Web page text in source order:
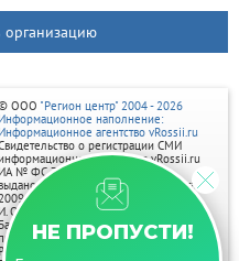
организацию
НЕ ПРОПУСТИ!
ООО "Регион центр" 2004 - 2026
Информационное наполнение:
Информационное агентство vRossii.ru
о регистрации СМИ
агентства vRossii.ru
ИА № ФС 77‑35502
РОСКОМНАДЗОРом 04 марта
И. О. Главного редактора Нарыков А. Н.
Баннеры на портале размещаются на
рекламы.
на портале: